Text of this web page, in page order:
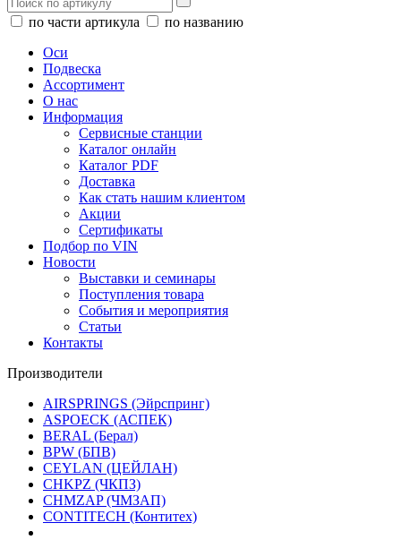
по части артикула
по названию
Оси
Подвеска
Ассортимент
О нас
Информация
Сервисные станции
Каталог онлайн
Каталог PDF
Доставка
Как стать нашим клиентом
Акции
Сертификаты
Подбор по VIN
Новости
Выставки и семинары
Поступления товара
События и мероприятия
Статьи
Контакты
Производители
AIRSPRINGS (Эйрспринг)
ASPOECK (АСПЕК)
BERAL (Берал)
BPW (БПВ)
CEYLAN (ЦЕЙЛАН)
CHKPZ (ЧКПЗ)
CHMZAP (ЧМЗАП)
CONTITECH (Контитех)